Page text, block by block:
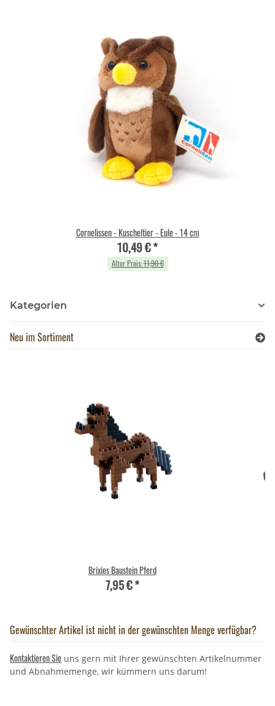
Cornelissen - Kuscheltier - Eule - 14 cm
10,49 €*
Alter Preis:11,90 €
Kategorien
Neu im Sortiment
Brixies Baustein Pferd
7,95 €*
Gewünschter Artikel ist nicht in der gewünschten Menge verfügbar?
Kontaktieren Sie uns gern mit Ihrer gewünschten Artikelnummer
und Abnahmemenge, wir kümmern uns darum!